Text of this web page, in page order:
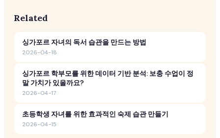
Related
싱가포르 자녀의 독서 습관을 만드는 방법
2026-04-18
싱가포르 학부모를 위한 데이터 기반 분석: 보충 수업이 정
말 가치가 있을까요?
2026-04-17
초등학생 자녀를 위한 효과적인 숙제 습관 만들기
2026-04-15